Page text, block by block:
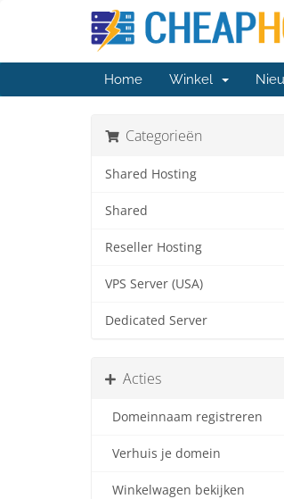
Home Winkel
Categorieën
Shared Hosting
Shared
Reseller Hosting
VPS Server (USA)
Dedicated Server
Acties
Domeinnaam registreren
Verhuis je domein
Winkelwagen bekijken